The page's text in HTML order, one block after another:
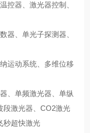
温控器 激光器控制
数器 单光子探测器
纳运动系统 多维位移
器 单频激光器 单纵
段激光器 CO2激光
秒超快激光